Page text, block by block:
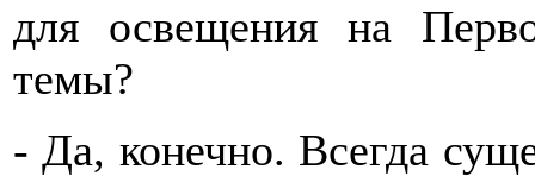
для освещения на
темы?
- Да, конечно. Всегда